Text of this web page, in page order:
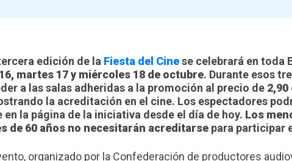
edición de la Fiesta del Cinese celebrará en toda
martes 17 y miércoles 18 de octubre. Durante esos
a las salas adheridas a la promoción al precio de 2,90
la acreditación en el cine. Los espectadores
la página de la iniciativa desde el día de hoy. Los
de 60 años no necesitarán acreditarse para participar
organizado por la Confederación de productores